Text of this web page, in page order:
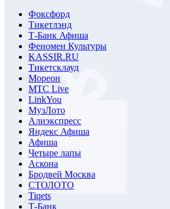
Фоксфорд
Тикетлэнд
Т-Банк Афиша
Феномен Культуры
KASSIR.RU
Тикетсклауд
Мореон
МТС Live
LinkYou
МузЛото
Алиэкспресс
Яндекс Афиша
Афиша
Четыре лапы
Аскона
Бродвей Москва
СТОЛОТО
Tiqets
Т-Банк